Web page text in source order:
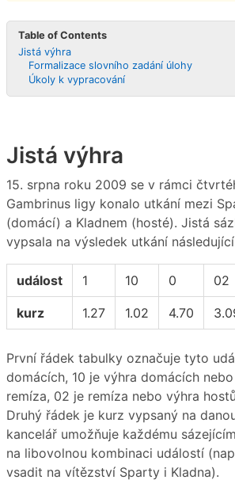
Table of Contents
Jistá výhra
Formalizace slovního zadání úlohy
Úkoly k vypracování
Jistá výhra
15. srpna roku 2009 se v rámci
Gambrinus ligy konalo utkání mezi
(domácí) a Kladnem (hosté). Jistá
vypsala na výsledek utkání
událost 1 10 0 02
kurz 1.27 1.02 4.70
První řádek tabulky označuje tyto
domácích, 10 je výhra domácích
remíza, 02 je remíza nebo výhra
Druhý řádek je kurz vypsaný na
kancelář umožňuje každému
na libovolnou kombinaci událostí
vsadit na vítězství Sparty i Kladna).